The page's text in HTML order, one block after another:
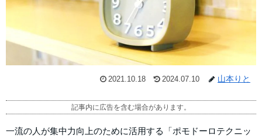
2021.10.18 2024.07.10 山本りと
記事内に広告を含む場合があります。
一流の人が集中力向上のために活用する「ポモドーロテクニッ